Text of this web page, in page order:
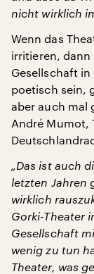
nicht wirklich
Wenn das
irritieren, dann
Gesellschaft in
poetisch sein,
aber auch mal
André Mumot,
„Das ist auch
letzten Jahren
wirklich
Gorki-Theater
Gesellschaft
wenig zu tun
Theater, was